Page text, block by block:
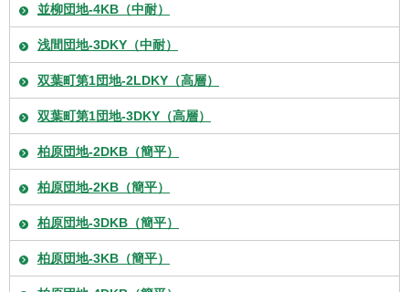
並柳団地-4KB（中耐）
浅間団地-3DKY（中耐）
双葉町第1団地-2LDKY（高層）
双葉町第1団地-3DKY（高層）
柏原団地-2DKB（簡平）
柏原団地-2KB（簡平）
柏原団地-3DKB（簡平）
柏原団地-3KB（簡平）